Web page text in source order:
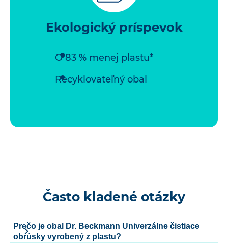
Ekologický príspevok
O 83 % menej plastu*
Recyklovateľný obal
Často kladené otázky
Prečo je obal Dr. Beckmann Univerzálne čistiace
obrúsky vyrobený z plastu?